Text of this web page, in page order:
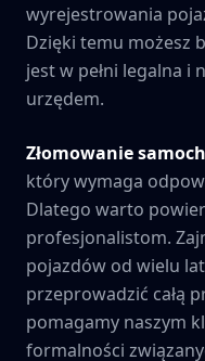
wyrejestrowania
Dzięki temu możesz
jest w pełni legalna i
urzędem.
Złomowanie
który wymaga
Dlatego warto
profesjonalistom.
pojazdów od wielu
przeprowadzić całą
pomagamy naszym
formalności